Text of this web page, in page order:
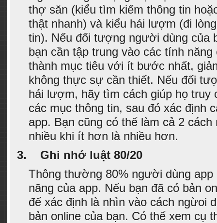
thợ săn (kiểu tìm kiếm thông tin
thật nhanh) và kiểu hái lượm (đi
tin). Nếu đối tượng người dùng của
bạn cần tập trung vào các tính năng
thành mục tiêu với ít bước nhất,
không thực sự cần thiết. Nếu đối
hái lượm, hãy tìm cách giúp họ truy
các mục thông tin, sau đó xác định
app. Bạn cũng có thể làm cả 2
nhiều khi ít hơn là nhiều hơn.
3.
Ghi nhớ luật 80/20
Thông thường 80% người dùng app
năng của app. Nếu bạn đã có bản
để xác định là nhìn vào cách ngừoi
bản online của bạn. Có thể xem cụ